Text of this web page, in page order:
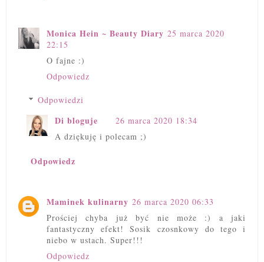
Monica Hein ~ Beauty Diary 25 marca 2020
22:15
O fajne :)
Odpowiedz
Odpowiedzi
Di bloguje
26 marca 2020 18:34
A dziękuję i polecam ;)
Odpowiedz
Maminek kulinarny 26 marca 2020 06:33
Prościej chyba już być nie może :) a jaki
fantastyczny efekt! Sosik czosnkowy do tego i
niebo w ustach. Super!!!
Odpowiedz